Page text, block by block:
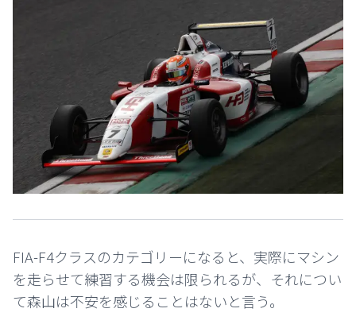
FIA-F4クラスのカテゴリーになると、実際にマシン
を走らせて練習する機会は限られるが、それについ
て森山は不安を感じることはないと言う。